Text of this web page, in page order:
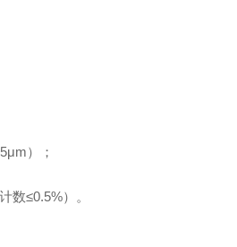
）；
数≤0.5%）。